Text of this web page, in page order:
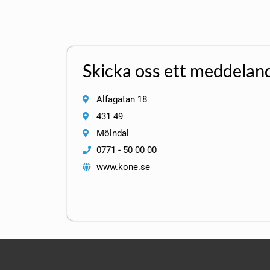
Skicka oss ett
Alfagatan 18
431 49
Mölndal
0771 - 50 00 00
www.kone.se